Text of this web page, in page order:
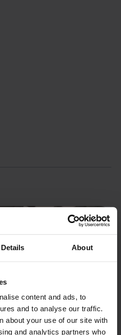
Details About
content and ads, to
and to analyse our traffic.
about your use of our site with
and analytics partners who